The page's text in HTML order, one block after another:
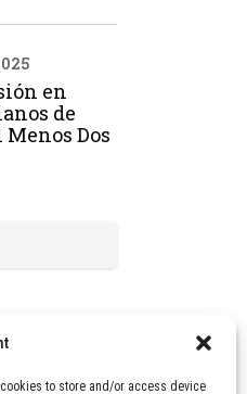
to store and/or access device
en
de
Dos